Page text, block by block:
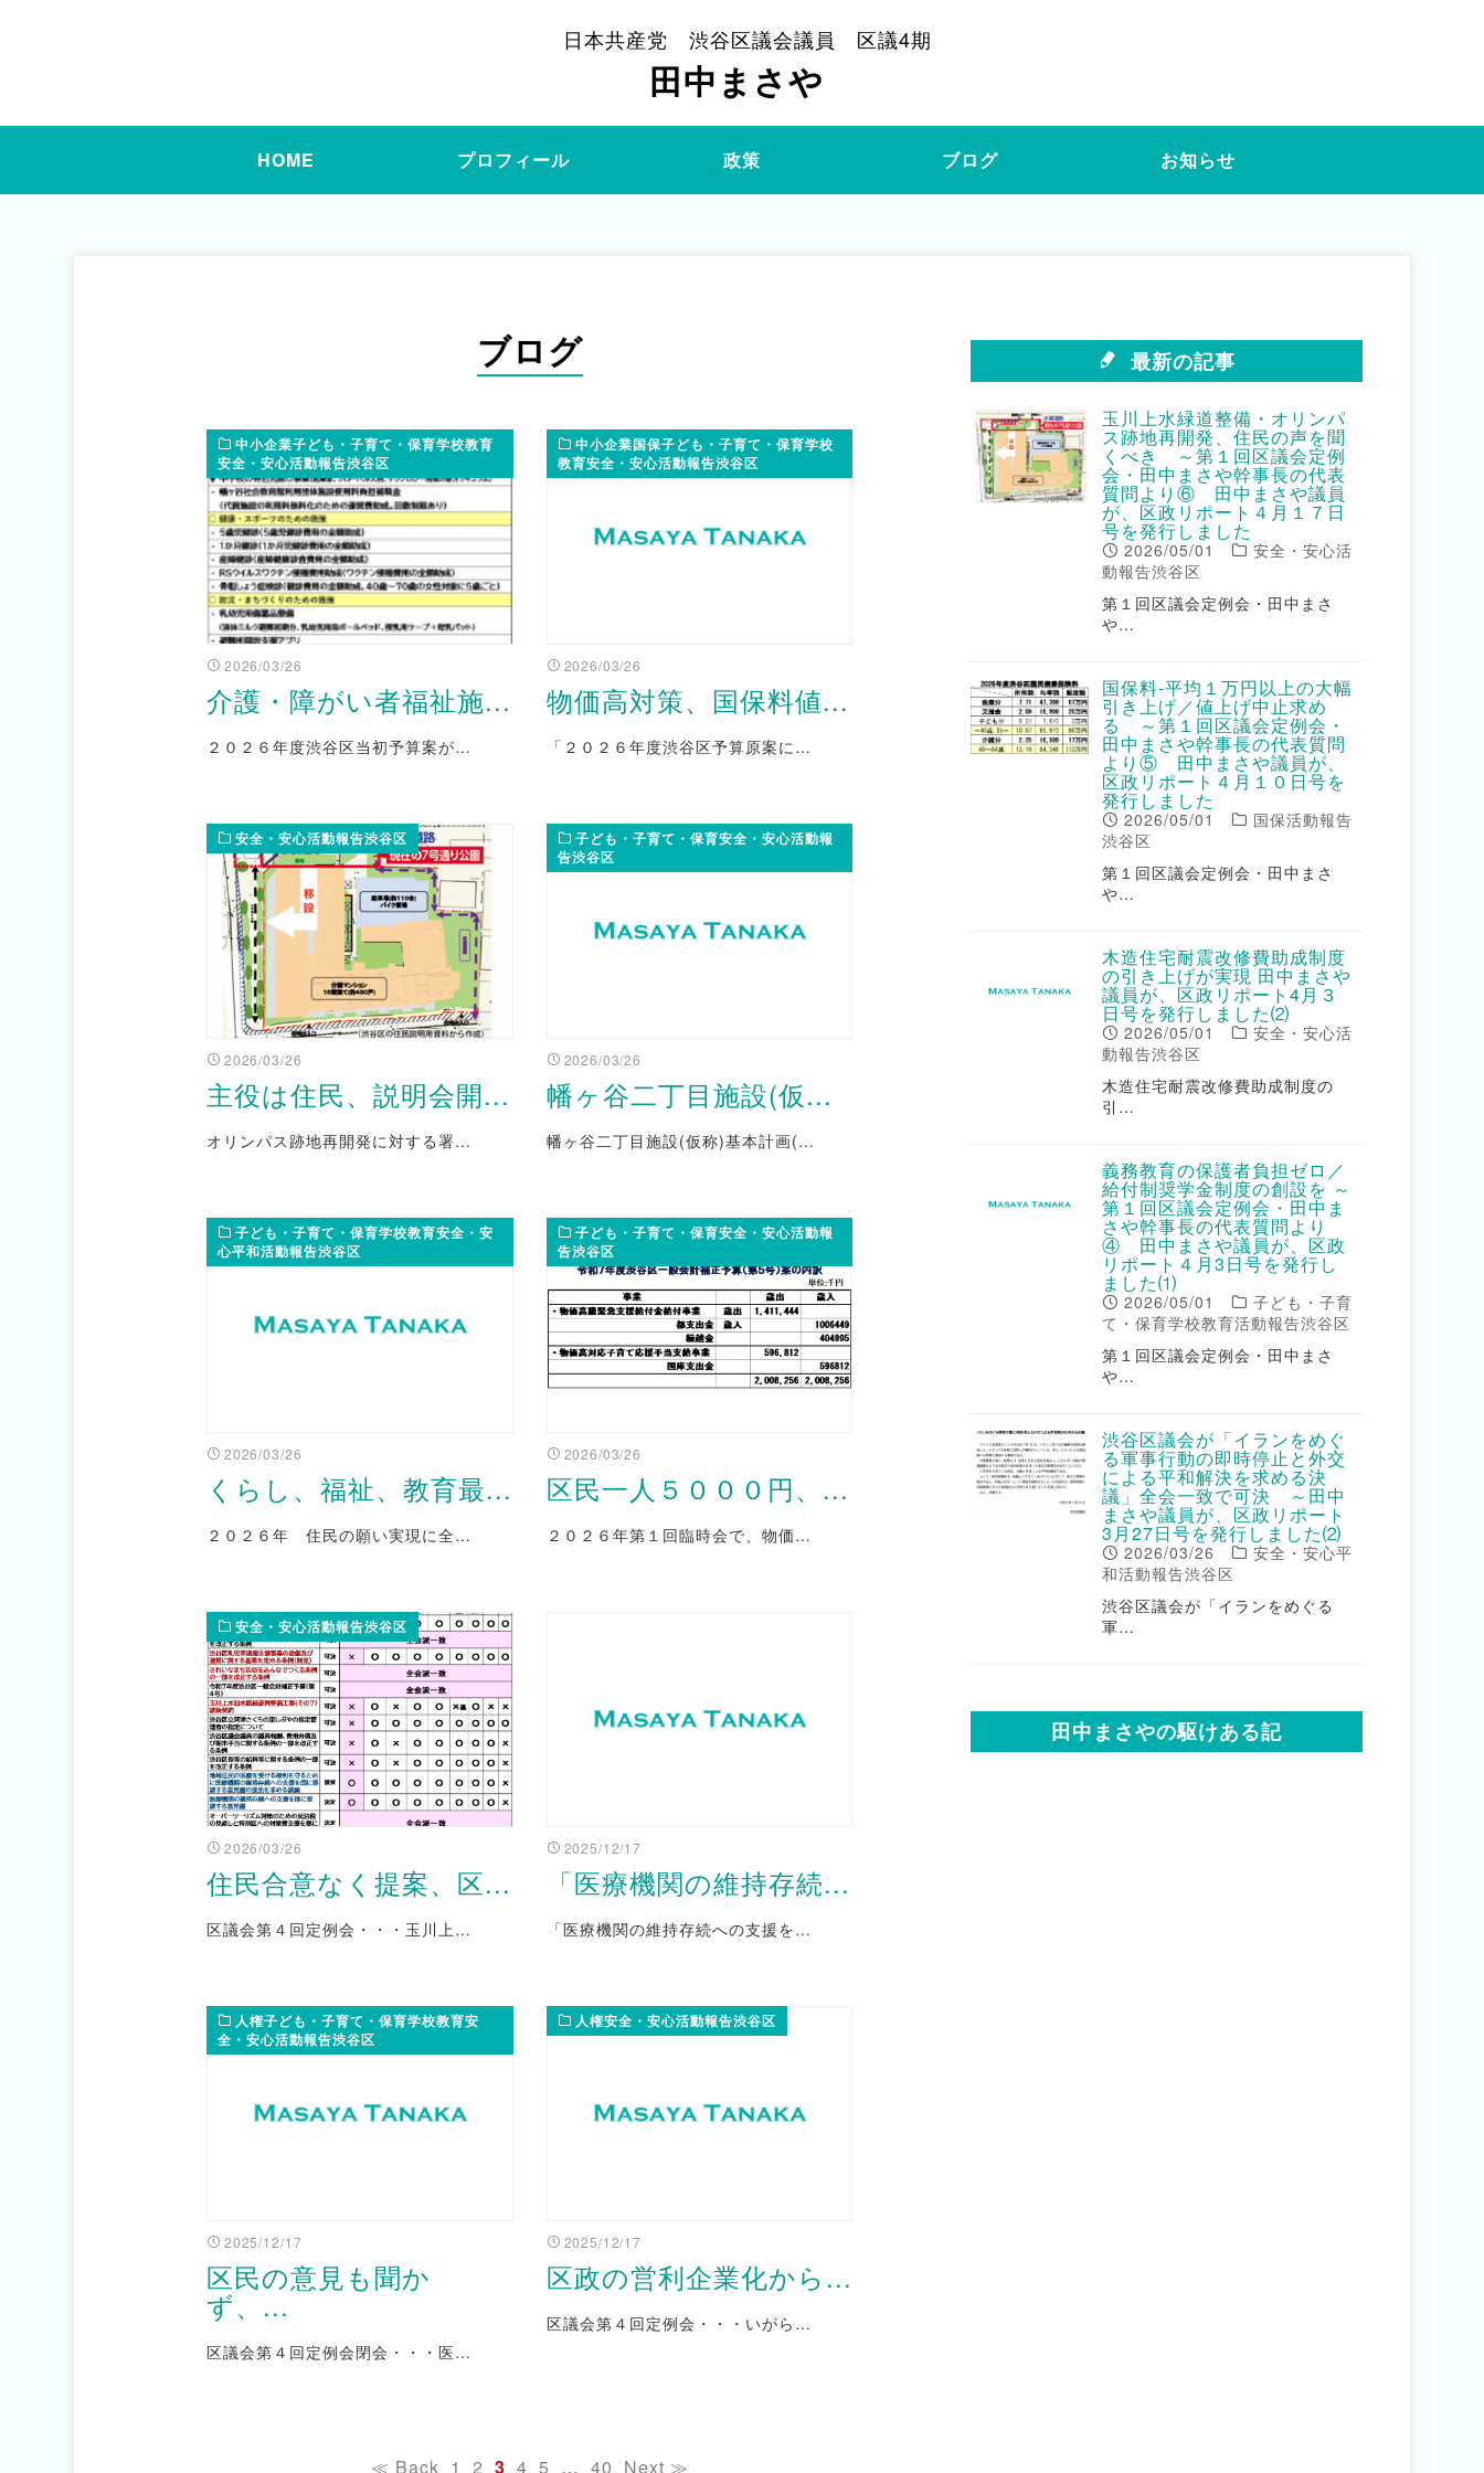
日本共産党 渋谷区議会議員 区議4期
田中まさや
HOME プロフィール 政策 ブログ お知らせ
ブログ
中小企業子ども・子育て・保育学校教育
安全・安心活動報告渋谷区
2026/03/26
介護・障がい者福祉施...
２０２６年度渋谷区当初予算案が…
中小企業国保子ども・子育て・保育学校
教育安全・安心活動報告渋谷区
2026/03/26
物価高対策、国保料値...
「２０２６年度渋谷区予算原案に…
安全・安心活動報告渋谷区
2026/03/26
主役は住民、説明会開...
オリンパス跡地再開発に対する署…
子ども・子育て・保育安全・安心活動報
告渋谷区
2026/03/26
幡ヶ谷二丁目施設(仮...
幡ヶ谷二丁目施設(仮称)基本計画(…
子ども・子育て・保育学校教育安全・安
心平和活動報告渋谷区
2026/03/26
くらし、福祉、教育最...
２０２６年 住民の願い実現に全…
子ども・子育て・保育安全・安心活動報
告渋谷区
2026/03/26
区民一人５０００円、...
２０２６年第１回臨時会で、物価…
安全・安心活動報告渋谷区
2026/03/26
住民合意なく提案、区...
区議会第４回定例会・・・玉川上…
2025/12/17
「医療機関の維持存続...
「医療機関の維持存続への支援を…
人権子ども・子育て・保育学校教育安
全・安心活動報告渋谷区
2025/12/17
区民の意見も聞か
ず、...
区議会第４回定例会閉会・・・医…
人権安全・安心活動報告渋谷区
2025/12/17
区政の営利企業化から...
区議会第４回定例会・・・いがら…
≪ Back 1 2 3 4 5 … 40 Next ≫
最新の記事
玉川上水緑道整備・オリンパ
ス跡地再開発、住民の声を聞
くべき ～第１回区議会定例
会・田中まさや幹事長の代表
質問より⑥ 田中まさや議員
が、区政リポート４月１７日
号を発行しました
2026/05/01
安全・安心活
動報告渋谷区
第１回区議会定例会・田中まさ
や…
国保料-平均１万円以上の大幅
引き上げ／値上げ中止求め
る ～第１回区議会定例会・
田中まさや幹事長の代表質問
より⑤ 田中まさや議員が、
区政リポート４月１０日号を
発行しました
2026/05/01
国保活動報告
渋谷区
第１回区議会定例会・田中まさ
や…
木造住宅耐震改修費助成制度
の引き上げが実現 田中まさや
議員が、区政リポート4月３
日号を発行しました⑵
2026/05/01
安全・安心活
動報告渋谷区
木造住宅耐震改修費助成制度の
引…
義務教育の保護者負担ゼロ／
給付制奨学金制度の創設を ～
第１回区議会定例会・田中ま
さや幹事長の代表質問より
④ 田中まさや議員が、区政
リポート４月3日号を発行し
ました⑴
2026/05/01
子ども・子育
て・保育学校教育活動報告渋谷区
第１回区議会定例会・田中まさ
や…
渋谷区議会が「イランをめぐ
る軍事行動の即時停止と外交
による平和解決を求める決
議」全会一致で可決 ～田中
まさや議員が、区政リポート
3月27日号を発行しました⑵
2026/03/26
安全・安心平
和活動報告渋谷区
渋谷区議会が「イランをめぐる
軍…
田中まさやの駆けある記